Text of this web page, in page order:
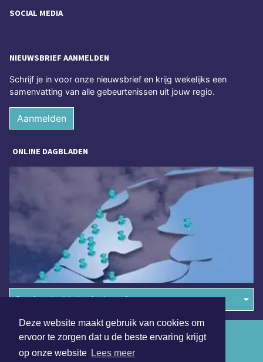
Deze website maakt gebruik van cookies om
ervoor te zorgen dat u de beste ervaring krijgt
op onze website Lees meer
SOCIAL MEDIA
NIEUWSBRIEF AANMELDEN
Schrijf je in voor onze nieuwsbrief en krijg wekelijks een
samenvatting van alle gebeurtenissen uit jouw regio.
Aanmelden
ONLINE DAGBLADEN
Overige dagbladen in de regio
Algemene voorwaarden
Disclaimer